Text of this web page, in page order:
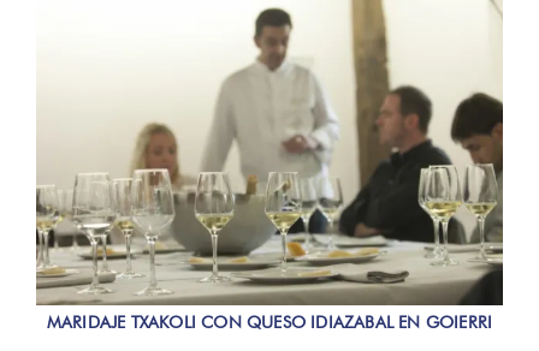
MARIDAJE TXAKOLI CON QUESO IDIAZABAL EN GOIERRI